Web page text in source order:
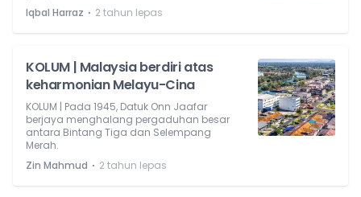
Iqbal Harraz ⋅ 2 tahun lepas
KOLUM | Malaysia berdiri atas
keharmonian Melayu-Cina
KOLUM | Pada 1945, Datuk Onn Jaafar
berjaya menghalang pergaduhan besar
antara Bintang Tiga dan Selempang
Merah.
Zin Mahmud ⋅ 2 tahun lepas